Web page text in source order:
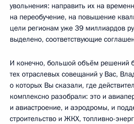
увольнения: направить их на
на переобучение, на повышение
цели регионам уже 39 миллиардов
выделено, соответствующие
И конечно, большой объём решений
тех отраслевых совещаний у Вас,
о которых Вы сказали, где
комплексно разобрали: это и
и авиастроение, и аэродромы, и
строительство и ЖКХ, топливно-